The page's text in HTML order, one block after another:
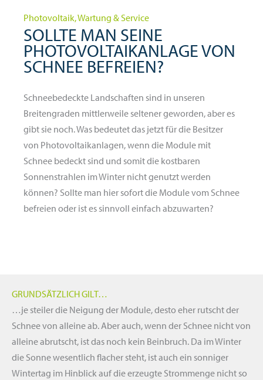
Photovoltaik, Wartung & Service
SOLLTE MAN SEINE
PHOTOVOLTAIKANLAGE VON
SCHNEE BEFREIEN?
Schneebedeckte Landschaften sind in unseren
Breitengraden mittlerweile seltener geworden, aber es
gibt sie noch. Was bedeutet das jetzt für die Besitzer
von Photovoltaikanlagen, wenn die Module mit
Schnee bedeckt sind und somit die kostbaren
Sonnenstrahlen im Winter nicht genutzt werden
können? Sollte man hier sofort die Module vom Schnee
befreien oder ist es sinnvoll einfach abzuwarten?
GRUNDSÄTZLICH GILT…
…je steiler die Neigung der Module, desto eher rutscht der
Schnee von alleineab. Aber auch, wenn der Schnee nicht von
alleineabrutscht, ist das noch kein Beinbruch. Da im Winter
die Sonne wesentlich flacher steht, ist auch ein sonniger
Wintertag im Hinblick auf die erzeugte Strommenge nicht so